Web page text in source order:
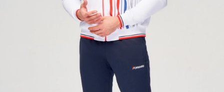
Новосибирская область (3)
Республика Башкортостан (3)